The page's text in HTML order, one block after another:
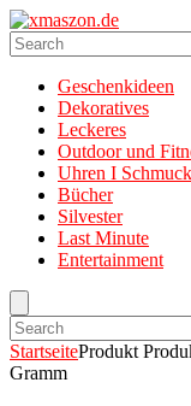
Geschenkideen
Dekoratives
Leckeres
Outdoor und
Uhren I
Bücher
Silvester
Last Minute
Entertainment
StartseiteProdukt
Gramm